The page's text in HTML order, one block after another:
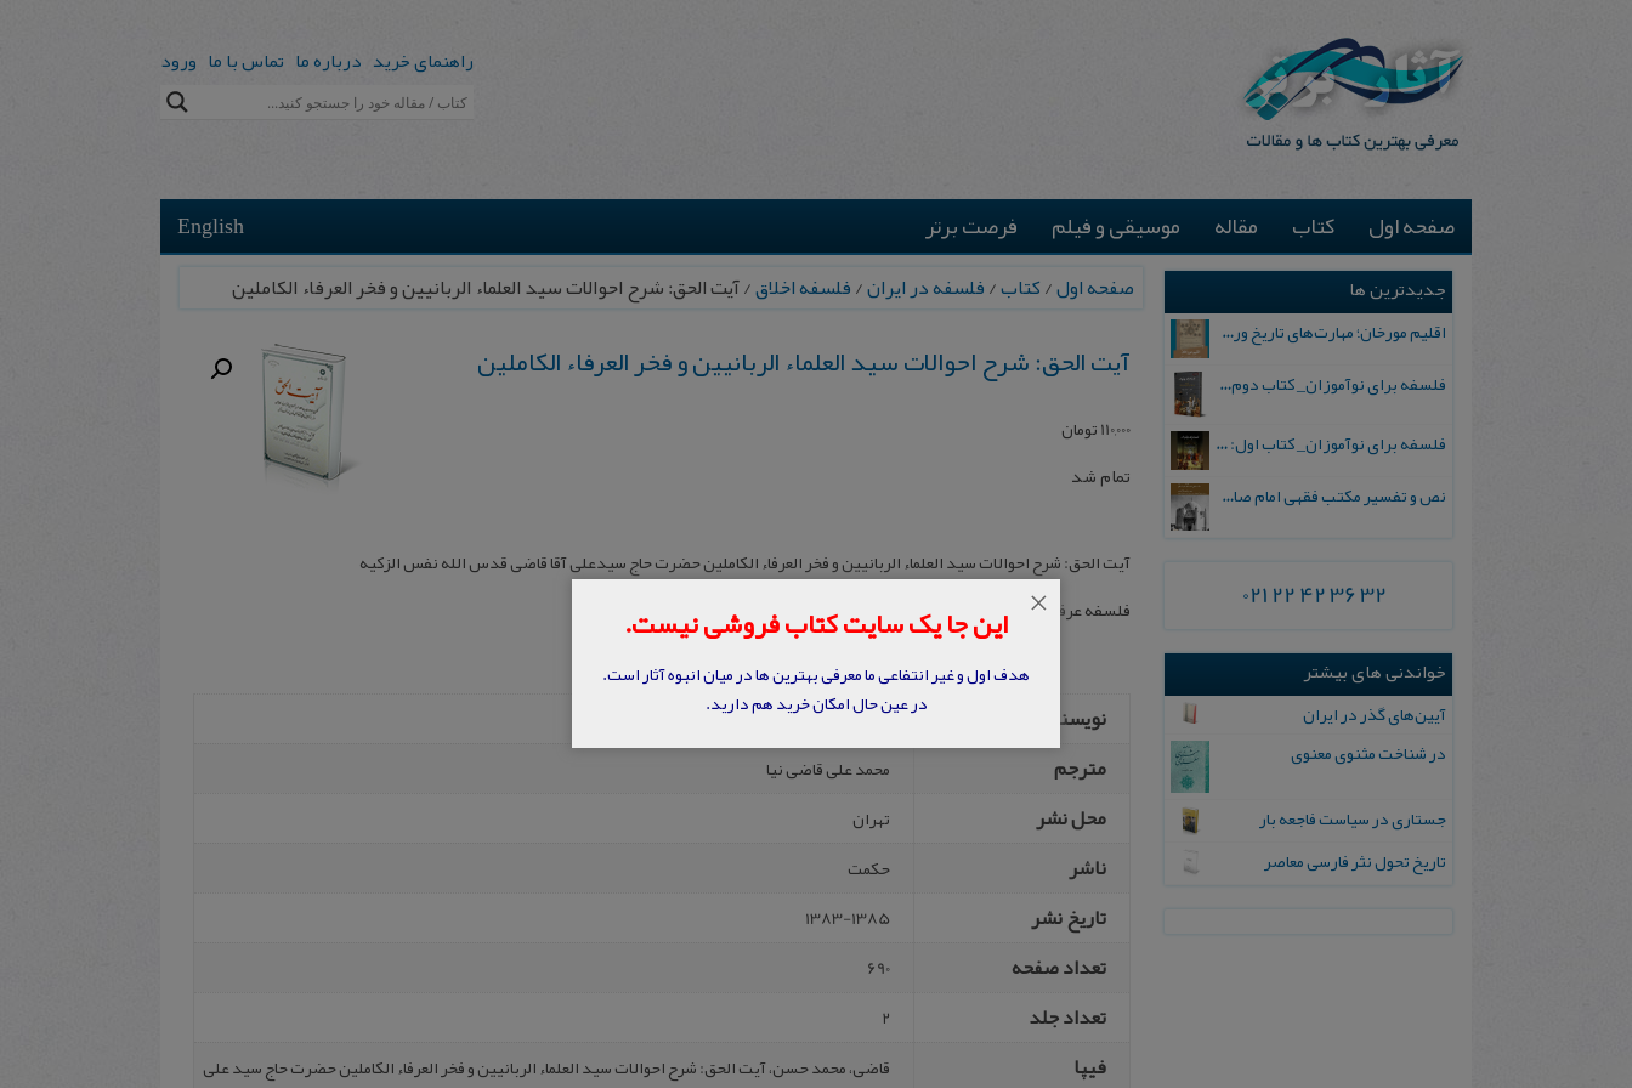
راهنمای خرید درباره ما تماس با ما ورود
English صفحه اول کتاب مقاله موسیقی و فیلم فرصت برتر
صفحه اول/کتاب/فلسفه در ایران/فلسفه اخلاق/ آیت‌ الحق‌: شرح‌ احوالات‌ سید العلماء الربانیین‌ و فخر العرفاء الکاملین‌
آیت‌ الحق‌: شرح‌ احوالات‌ سید العلماء الربانیین‌ و فخر العرفاء الکاملین‌
110,000تومان
تمام شد
آیت‌ الحق‌: شرح‌ احوالات‌ سید العلماء الربانیین‌ و فخر العرفاء الکاملین‌ حضرت حاج سیدعلی آقا قاضی قدس الله نفس الزکیه
فلسفه‌ عرفان‌ شیعی‌ به‌ عنوان‌ مقدمه‌ نگارش‌ حسین‌ غفاری‌
نویسنده محمد حسن قاضی
مترجم محمد علی‌ قاضی‌ نیا
محل نشر تهران
ناشر ح‍ک‍م‍ت‌
تاریخ نشر 1383-1385
تعداد صفحه 690
تعداد جلد 2
فیپا
قاضی، محمد حسن، آیت‌ الحق‌: شرح‌ احوالات‌ سید العلماء الربانیین‌ و فخر العرفاء الکاملین‌ حضرت حاج سید علی
جدیدترین ها
اقلیم مورخان؛ مهارت‌های تاریخ ورزی علمی
فلسفه برای نوآموزان_ کتاب دوم: پرسش درباره واقعیت و معرفت
فلسفه برای نوآموزان_ کتاب اول: تردید در باورهای رایج
نص و تفسیر مکتب فقهی امام صادق علیه السلام
021 22 42 36 32
خواندنی های بیشتر
آی‍ی‍ن‌‌ه‍ای‌ گ‍ذر در ای‍ران‌
در شناخت مثنوی معنوی
جستاری در سیاست فاجعه بار
تاریخ‌ تحول‌ نثر فارسی‌ معاصر
این جا یک سایت کتاب فروشی نیست.
هدف اول و غیر انتفاعی ما معرفی بهترین ها در میان انبوه آثار است.
در عین حال امکان خرید هم دارید.
×